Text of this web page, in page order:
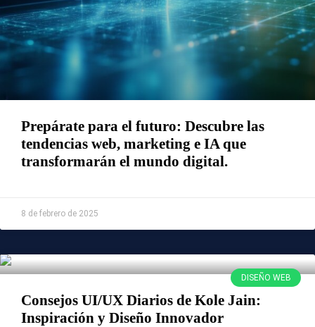
Prepárate para el futuro: Descubre las
tendencias web, marketing e IA que
transformarán el mundo digital.
8 de febrero de 2025
DISEÑO WEB
Consejos UI/UX Diarios de Kole Jain:
Inspiración y Diseño Innovador